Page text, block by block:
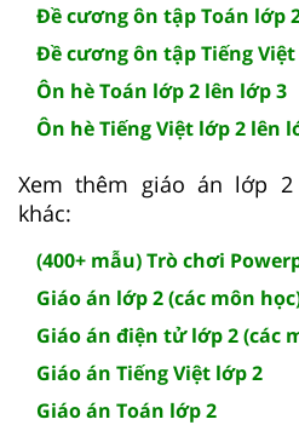
Đề cương ôn tập Toán lớp
Đề cương ôn tập Tiếng
Ôn hè Toán lớp 2 lên lớp 3
Ôn hè Tiếng Việt lớp 2 lên
Xem thêm giáo án lớp
khác:
(400+ mẫu) Trò chơi
Giáo án lớp 2 (các môn
Giáo án điện tử lớp 2 (các
Giáo án Tiếng Việt lớp 2
Giáo án Toán lớp 2